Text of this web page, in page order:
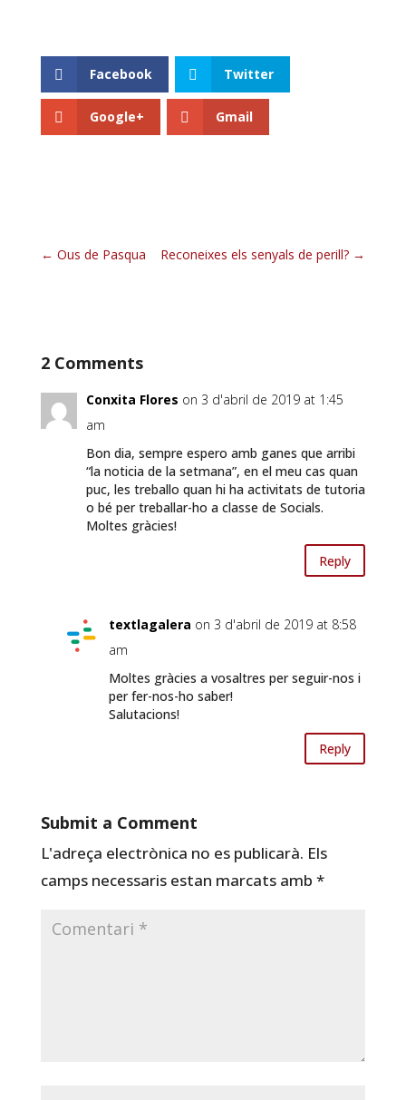
Facebook Twitter
Google+ Gmail
Reconeixes els senyals de perill?
Ous de Pasqua
2 Comments
Conxita Flores on 3 d'abril de 2019 at 1:45
am
Bon dia, sempre espero amb ganes que arribi
“la noticia de la setmana”, en el meu cas quan
puc, les treballo quan hi ha activitats de tutoria
o bé per treballar-ho a classe de Socials.
Moltes gràcies!
Reply
textlagalera on 3 d'abril de 2019 at 8:58
am
Moltes gràcies a vosaltres per seguir-nos i
per fer-nos-ho saber!
Salutacions!
Reply
Submit a Comment
L'adreça electrònica no es publicarà. Els
camps necessaris estan marcats amb *